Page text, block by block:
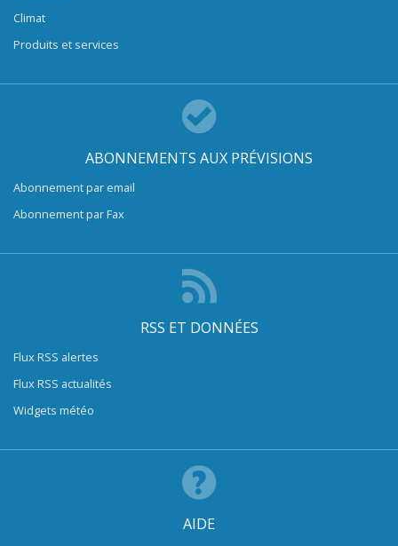
Climat
Produits et services
ABONNEMENTS AUX PRÉVISIONS
Abonnement par email
Abonnement par Fax
RSS ET DONNÉES
Flux RSS alertes
Flux RSS actualités
Widgets météo
AIDE